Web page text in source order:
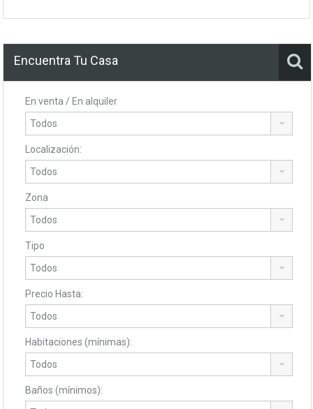
Encuentra Tu Casa
En venta / En alquiler
Localización:
Zona
Tipo
Precio Hasta:
Habitaciones (mínimas):
Baños (mínimos):